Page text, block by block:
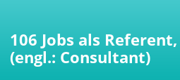
106 Jobs als
(engl.: Consultant)